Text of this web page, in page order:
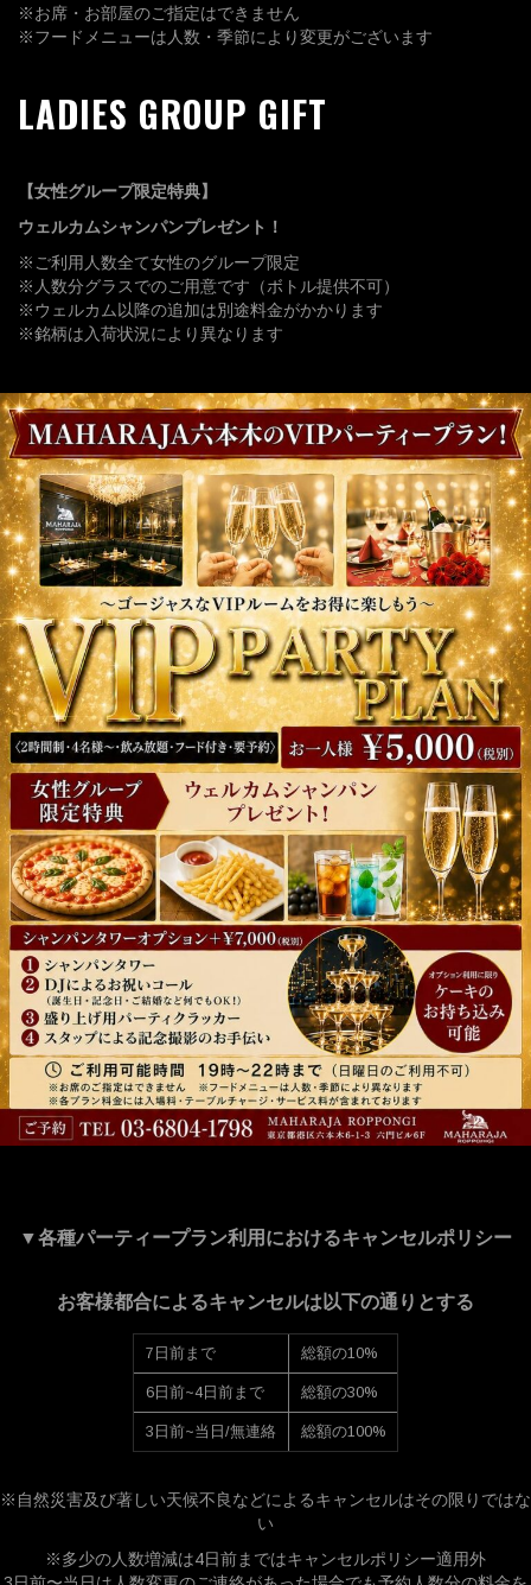
※お席・お部屋のご指定はできません
※フードメニューは人数・季節により変更がございます
LADIES GROUP GIFT
【女性グループ限定特典】
ウェルカムシャンパンプレゼント！
※ご利用人数全て女性のグループ限定
※人数分グラスでのご用意です（ボトル提供不可）
※ウェルカム以降の追加は別途料金がかかります
※銘柄は入荷状況により異なります
▼各種パーティープラン利用におけるキャンセルポリシー
お客様都合によるキャンセルは以下の通りとする
7日前まで 総額の10%
6日前~4日前まで 総額の30%
3日前~当日/無連絡 総額の100%
※自然災害及び著しい天候不良などによるキャンセルはその限りではな
い
※多少の人数増減は4日前まではキャンセルポリシー適用外